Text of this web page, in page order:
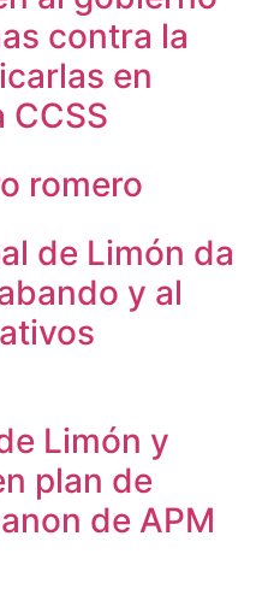
contra la
en
romero
de Limón da
y al
Limón y
plan de
de APM